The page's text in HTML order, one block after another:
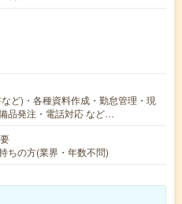
ど)・各種資料作成・勤怠管理・現
品発注・電話対応 など…
ちの方(業界・年数不問)